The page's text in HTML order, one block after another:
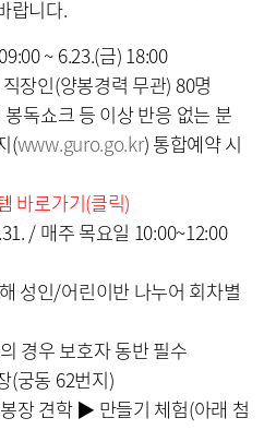
랍니다.
~ 6.23.(금) 18:00
장인(양봉경력 무관) 80명
크 등 이상 반응 없는 분
(www.guro.go.kr) 통합예약 시
바로가기(클릭)
/ 매주 목요일 10:00~12:00
성인/어린이반 나누어 회차별
경우 보호자 동반 필수
(궁동 62번지)
장 견학 ▶ 만들기 체험(아래 첨